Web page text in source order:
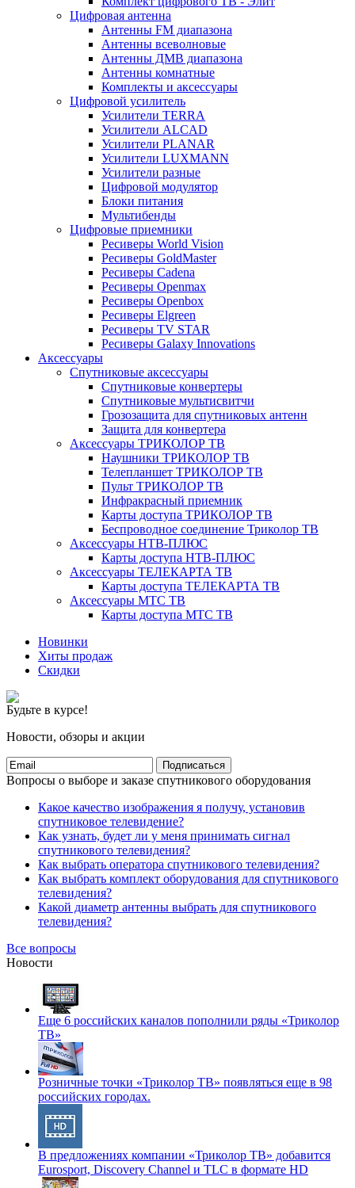
Цифровая антенна
Антенны FM диапазона
Антенны всеволновые
Антенны ДМВ диапазона
Антенны комнатные
Комплекты и аксессуары
Цифровой усилитель
Усилители TERRA
Усилители ALCAD
Усилители PLANAR
Усилители LUXMANN
Усилители разные
Цифровой модулятор
Блоки питания
Мультибенды
Цифровые приемники
Ресиверы World Vision
Ресиверы GoldMaster
Ресиверы Cadena
Ресиверы Openmax
Ресиверы Openbox
Ресиверы Elgreen
Ресиверы TV STAR
Ресиверы Galaxy Innovations
Аксессуары
Спутниковые аксессуары
Спутниковые конвертеры
Спутниковые мультисвитчи
Грозозащита для спутниковых антенн
Защита для конвертера
Аксессуары ТРИКОЛОР ТВ
Наушники ТРИКОЛОР ТВ
Телепланшет ТРИКОЛОР ТВ
Пульт ТРИКОЛОР ТВ
Инфракрасный приемник
Карты доступа ТРИКОЛОР ТВ
Беспроводное соединение Триколор ТВ
Аксессуары НТВ-ПЛЮС
Карты доступа НТВ-ПЛЮС
Аксессуары ТЕЛЕКАРТА ТВ
Карты доступа ТЕЛЕКАРТА ТВ
Аксессуары МТС ТВ
Карты доступа МТС ТВ
Новинки
Хиты продаж
Скидки
Будьте в курсе!
Новости, обзоры и акции
Подписаться
Вопросы о выборе и заказе спутникового оборудования
Какое качество изображения я получу, установив
спутниковое телевидение?
Как узнать, будет ли у меня принимать сигнал
спутникового телевидения?
Как выбрать оператора спутникового телевидения?
Как выбрать комплект оборудования для спутникового
телевидения?
Какой диаметр антенны выбрать для спутникового
телевидения?
Все вопросы
Новости
Еще 6 российских каналов пополнили ряды «Триколор
ТВ»
Розничные точки «Триколор ТВ» появляться еще в 98
российских городах.
В предложениях компании «Триколор ТВ» добавится
Eurosport, Discovery Channel и TLC в формате HD